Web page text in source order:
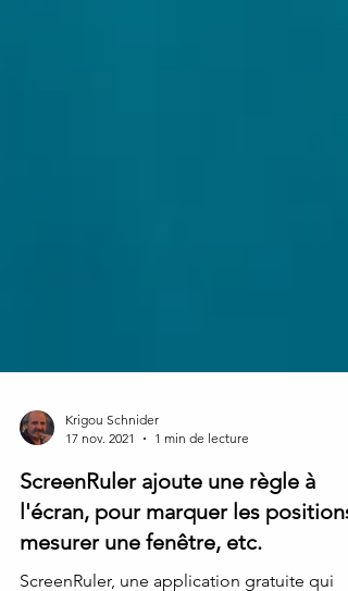
17 nov. 2021
1 min de lecture
ScreenRuler ajoute une règle à
l'écran, pour marquer les positions,
mesurer une fenêtre, etc.